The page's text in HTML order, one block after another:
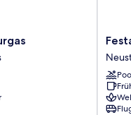
Festa
Hotel
von